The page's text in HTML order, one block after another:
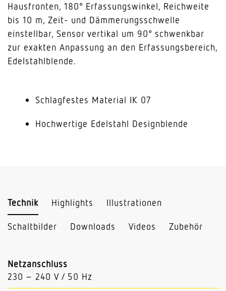
Hausfronten, 180° Erfassungswinkel, Reichweite
bis 10 m, Zeit- und Dämmerungsschwelle
einstellbar, Sensor vertikal um 90° schwenkbar
zur exakten Anpassung an den Erfassungsbereich,
Edelstahlblende.
Schlagfestes Material IK 07
Hochwertige Edelstahl Designblende
Technik Highlights Illustrationen
Schaltbilder Downloads Videos Zubehör
Netzanschluss
230 – 240 V / 50 Hz